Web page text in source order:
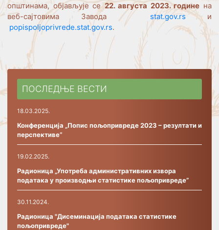
општинама, објављује се22. августа 2023. године на
веб-сајтовима Завода stat.gov.rs и
popispoljoprivrede.stat.gov.rs.
ПОСЛЕДЊЕ ВЕСТИ
18.03.2025.
Конференција „Попис пољопривреде 2023 – резултати и
перспективе“
19.02.2025.
Радионица „Употреба административних извора
података у производњи статистике пољопривреде”
30.11.2024.
Радионица "Дисеминација података статистике
пољопривреде"